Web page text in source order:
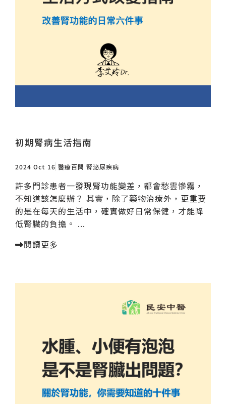
初期腎病生活指南
2024 Oct 16 醫療百問 腎泌尿疾病
許多門診患者一發現腎功能變差，都會愁雲慘霧，
不知道該怎麼辦？ 其實，除了藥物治療外，更重要
的是在每天的生活中，確實做好日常保健，才能降
低腎臟的負擔。 ...
閱讀更多